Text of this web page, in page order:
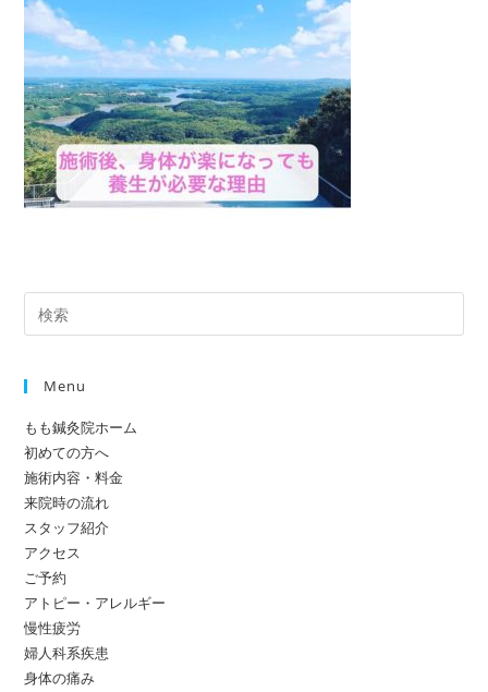
Menu
もも鍼灸院ホーム
初めての方へ
施術内容・料金
来院時の流れ
スタッフ紹介
アクセス
ご予約
アトピー・アレルギー
慢性疲労
婦人科系疾患
身体の痛み